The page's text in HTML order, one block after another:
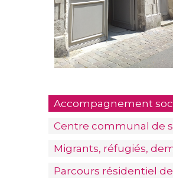
Accompagnement
Centre communal de
Migrants, réfugiés,
Parcours résidentiel